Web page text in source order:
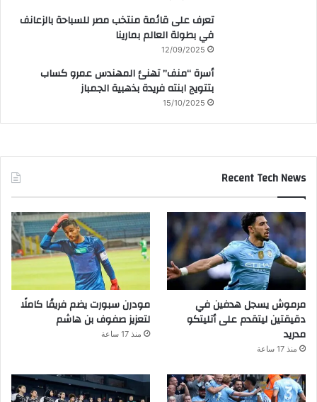
تعرف على قائمة منتخب مصر للسباحة بالزعانف
في بطولة العالم بمارينا
12/09/2025
أسرة “منف” تهنئ المهندس عمرو كساب
بتتويج ابنته فريدة بذهبية الجمباز
15/10/2025
Recent Tech News
مرموش يسجل هدفين في
دقيقتين ليتقدم على أتليتكو
مدريد
منذ 17 ساعة
مودرن سبورت يضم فريقًا كاملًا
لتعزيز صفوف بن هاشم
منذ 17 ساعة